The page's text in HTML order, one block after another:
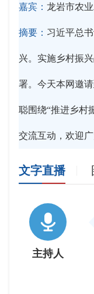
嘉宾： 龙岩市农
摘要： 习近平总
兴。实施乡村振
署。今天本网邀
聪围绕“推进乡村
交流互动，欢迎
文字直播

主持人